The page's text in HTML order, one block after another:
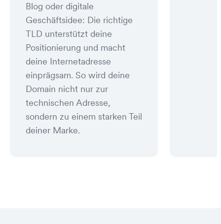
Blog oder digitale
Geschäftsidee: Die richtige
TLD unterstützt deine
Positionierung und macht
deine Internetadresse
einprägsam. So wird deine
Domain nicht nur zur
technischen Adresse,
sondern zu einem starken Teil
deiner Marke.